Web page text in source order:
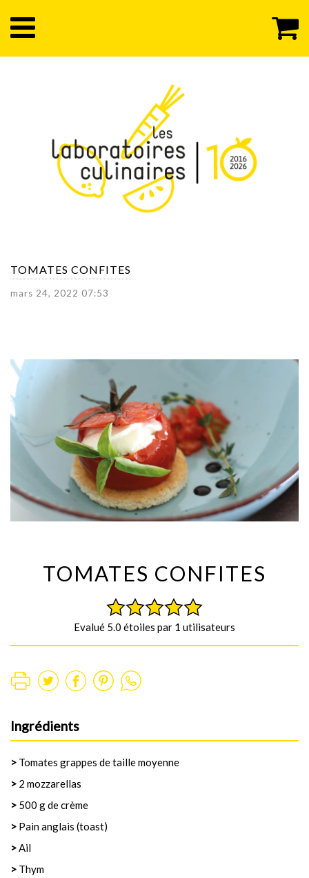
TOMATES CONFITES
mars 24, 2022 07:53
TOMATES CONFITES
Evalué 5.0 étoiles par 1 utilisateurs
Ingrédients
> Tomates grappes de taille moyenne
> 2 mozzarellas
> 500 g de crème
> Pain anglais (toast)
>Ail
> Thym